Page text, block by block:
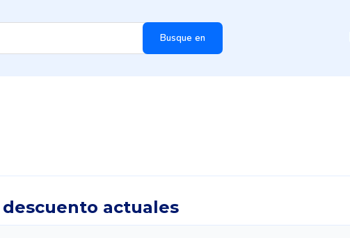
Busque en
descuento actuales